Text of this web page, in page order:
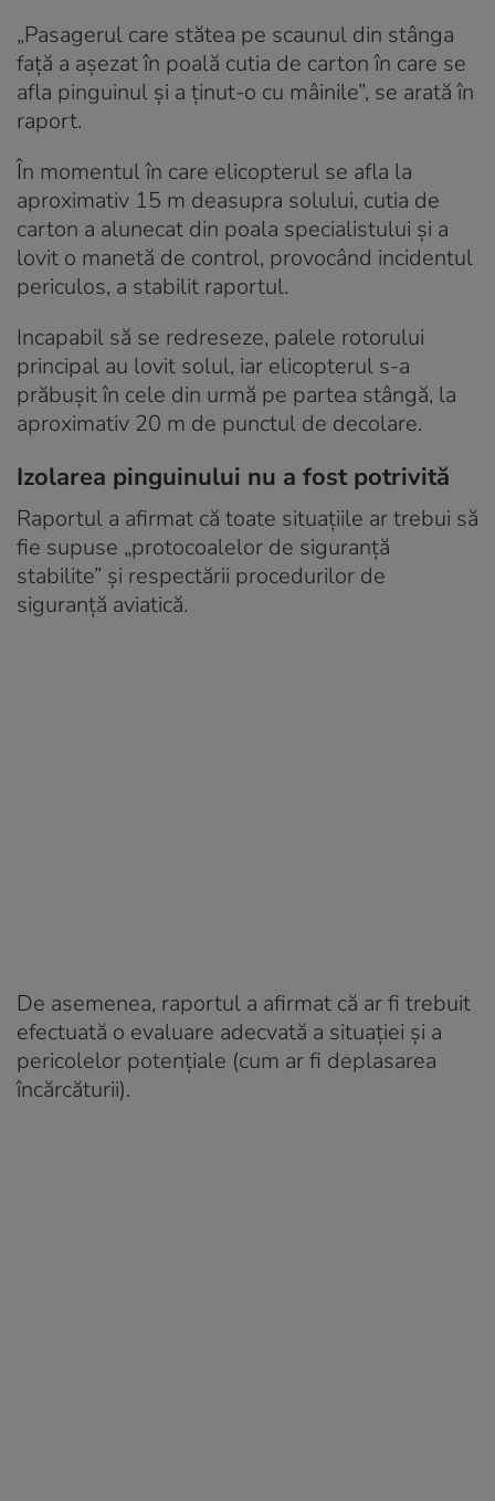
„Pasagerul care stătea pe scaunul din stânga
față a așezat în poală cutia de carton în care se
afla pinguinul și a ținut-o cu mâinile”, se arată în
raport.
În momentul în care elicopterul se afla la
aproximativ 15 m deasupra solului, cutia de
carton a alunecat din poala specialistului și a
lovit o manetă de control, provocând incidentul
periculos, a stabilit raportul.
Incapabil să se redreseze, palele rotorului
principal au lovit solul, iar elicopterul s-a
prăbușit în cele din urmă pe partea stângă, la
aproximativ 20 m de punctul de decolare.
Izolarea pinguinului nu a fost potrivită
Raportul a afirmat că toate situațiile ar trebui să
fie supuse „protocoalelor de siguranță
stabilite” și respectării procedurilor de
siguranță aviatică.
De asemenea, raportul a afirmat că ar fi trebuit
efectuată o evaluare adecvată a situației și a
pericolelor potențiale (cum ar fi deplasarea
încărcăturii).